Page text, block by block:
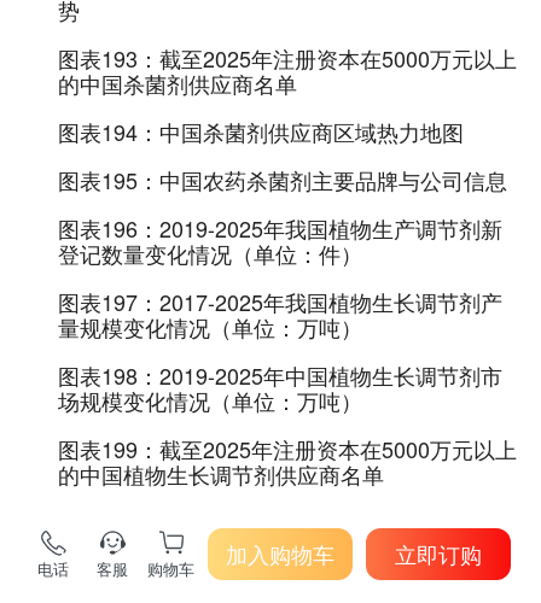
势
图表193： 截至2025年注册资本在5000万元以上
的中国杀菌剂供应商名单
图表194： 中国杀菌剂供应商区域热力地图
图表195： 中国农药杀菌剂主要品牌与公司信息
图表196： 2019-2025年我国植物生产调节剂新
登记数量变化情况（单位：件）
图表197： 2017-2025年我国植物生长调节剂产
量规模变化情况（单位：万吨）
图表198： 2019-2025年中国植物生长调节剂市
场规模变化情况（单位：万吨）
图表199： 截至2025年注册资本在5000万元以上
的中国植物生长调节剂供应商名单
图表200： 中国植物生长调节剂供应商区域热力
地图
电话 客服 购物车 加入购物车 立即订购